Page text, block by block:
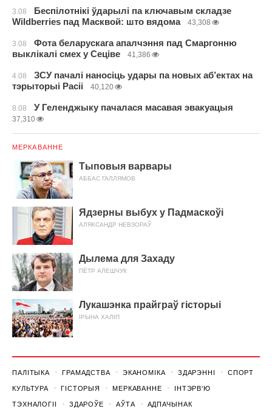
3.08
Беспілотнікі ўдарылі па ключавым складзе
Wildberries пад Масквой: што вядома
43,308
3.08
Фота беларускага апалчэння пад Смаргонню
выклікалі смех у Сеціве
41,386
4.08
ЗСУ пачалі наносіць удары па новых аб’ектах на
тэрыторыі Расіі
40,120
8.08 У Геленджыку пачалася масавая эвакуацыя
37,310
МЕРКАВАННЕ
Тыповыя варвары
АББАС ГАЛЛЯМОВ
Ядзерны выбух у Падмаскоўі
АЛЯКСАНДР НЕВЗОРАЎ
Дылема для Захаду
ПЁТР АЛЕШЧУК
Лукашэнка прайграў гісторыі
ІРЫНА ХАЛІП
ПАЛІТЫКА ГРАМАДСТВА ЭКАНОМІКА ЗДАРЭННI СПОРТ
КУЛЬТУРА ГІСТОРЫЯ МЕРКАВАННЕ ІНТЭРВ'Ю
ТЭХНАЛОГІІ ЗДАРОЎЕ АЎТА АДПАЧЫНАК